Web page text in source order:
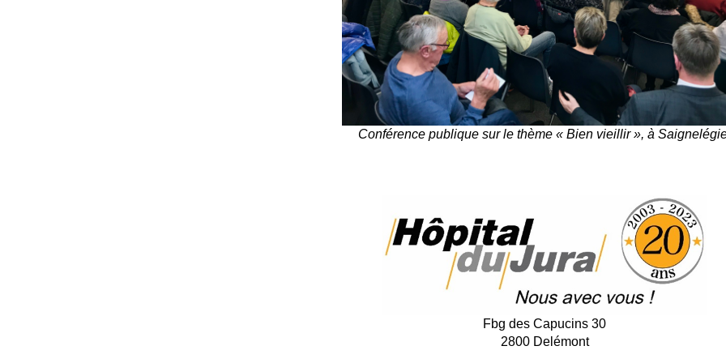
Conférence publique sur le thème « Bien vieillir », à
Fbg des Capucins 30
2800 Delémont